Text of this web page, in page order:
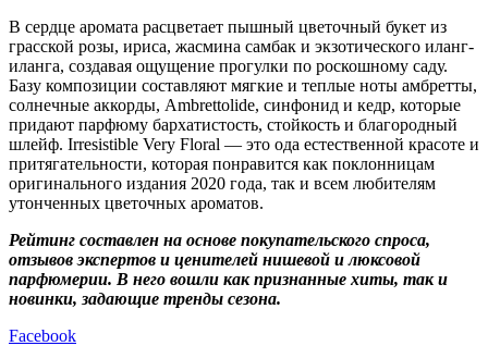
В сердце аромата расцветает пышный цветочный букет из
грасской розы, ириса, жасмина самбак и экзотического иланг-
иланга, создавая ощущение прогулки по роскошному саду.
Базу композиции составляют мягкие и теплые ноты амбретты,
солнечные аккорды, Ambrettolide, синфонид и кедр, которые
придают парфюму бархатистость, стойкость и благородный
шлейф. Irresistible Very Floral — это ода естественной красоте и
притягательности, которая понравится как поклонницам
оригинального издания 2020 года, так и всем любителям
утонченных цветочных ароматов.
Рейтинг составлен на основе покупательского спроса,
отзывов экспертов и ценителей нишевой и люксовой
парфюмерии. В него вошли как признанные хиты, так и
новинки, задающие тренды сезона.
Facebook